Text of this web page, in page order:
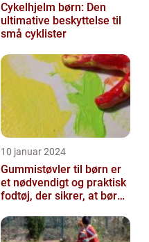
Cykelhjelm børn: Den
ultimative beskyttelse til
små cyklister
10 januar 2024
Gummistøvler til børn er
et nødvendigt og praktisk
fodtøj, der sikrer, at børn